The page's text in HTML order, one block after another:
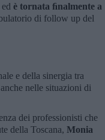
è tornata ﬁnalmente a
di follow up del
e della sinergia tra
nelle situazioni di
dei professionisti che
della Toscana, Monia